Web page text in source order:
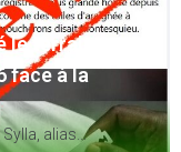
le terrain
face à la
alias...